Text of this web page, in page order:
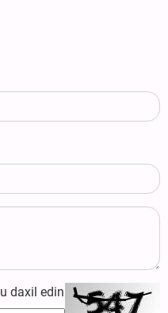
daxil edin